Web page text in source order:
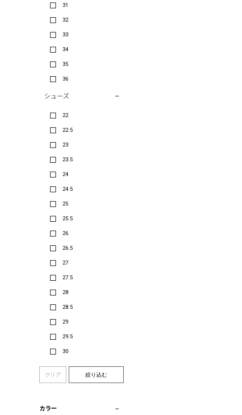
31
32
33
34
35
36
シューズ
22
22.5
23
23.5
24
24.5
25
25.5
26
26.5
27
27.5
28
28.5
29
29.5
30
クリア 絞り込む
カラー